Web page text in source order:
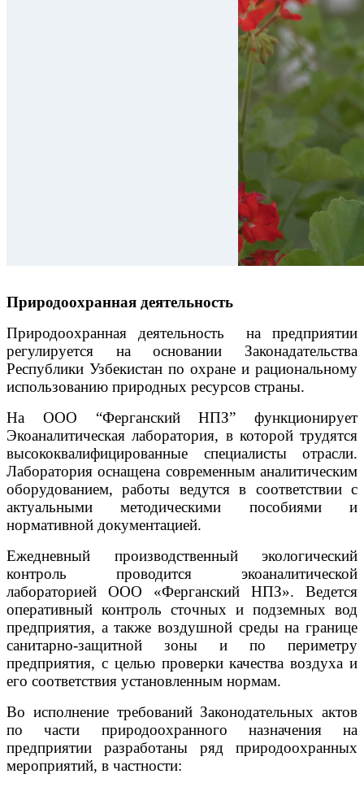
Природоохранная деятельность
Природоохранная деятельность на предприятии
регулируется на основании Законадательства
Республики Узбекистан по охране и рациональному
использованию природных ресурсов страны.
На ООО “Ферганский НПЗ” функционирует
Экоаналитическая лаборатория, в которой трудятся
высококвалифицированные специалисты отрасли.
Лаборатория оснащена современным аналитическим
оборудованием, работы ведутся в соответствии с
актуальными методическими пособиями и
нормативной документацией.
Ежедневный производственный экологический
контроль проводится экоаналитической
лабораторией ООО «Ферганский НПЗ». Ведется
оперативный контроль сточных и подземных вод
предприятия, а также воздушной среды на границе
санитарно-защитной зоны и по периметру
предприятия, с целью проверки качества воздуха и
его соответствия установленным нормам.
Во исполнение требований Законодательных актов
по части природоохранного назначения на
предприятии разработаны ряд природоохранных
мероприятий, в частности: